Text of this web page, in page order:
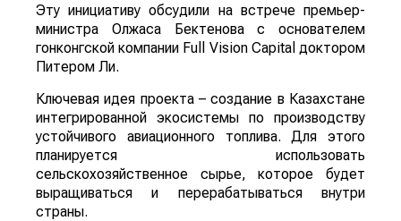
Эту инициативу обсудили на встрече премьер-
министра Олжаса Бектенова с основателем
гонконгской компании Full Vision Capital доктором
Питером Ли.
Ключевая идея проекта – создание в Казахстане
интегрированной экосистемы по производству
устойчивого авиационного топлива. Для этого
планируется использовать
сельскохозяйственное сырье, которое будет
выращиваться и перерабатываться внутри
страны.